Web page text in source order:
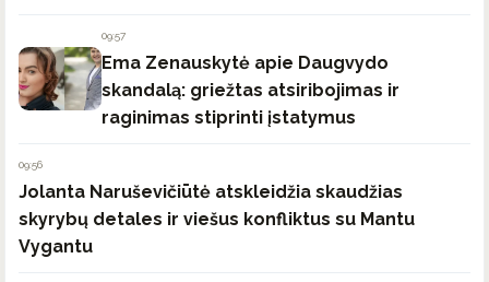
09:57
Ema Zenauskytė apie Daugvydo
skandalą: griežtas atsiribojimas ir
raginimas stiprinti įstatymus
09:56
Jolanta Naruševičiūtė atskleidžia skaudžias
skyrybų detales ir viešus konfliktus su Mantu
Vygantu